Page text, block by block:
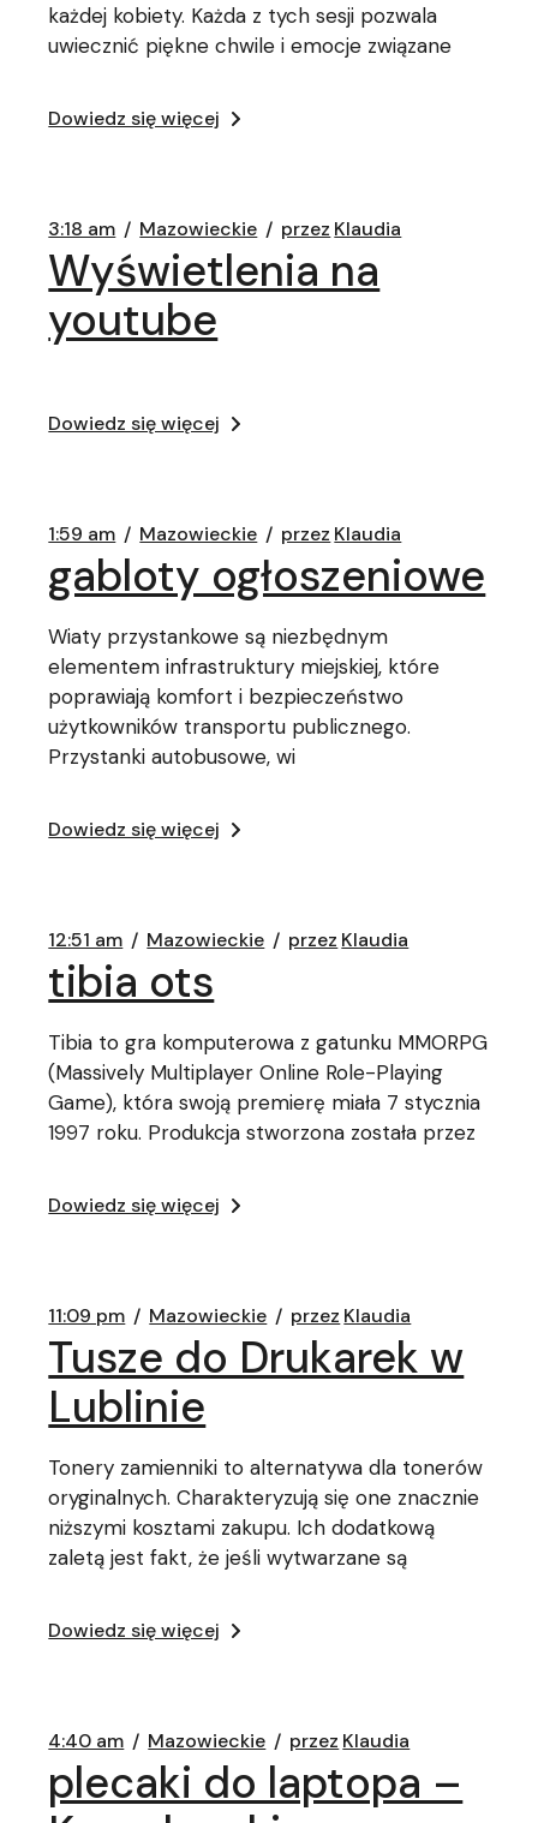
każdej kobiety. Każda z tych sesji pozwala
uwiecznić piękne chwile i emocje związane
Dowiedz się więcej
3:18 am Mazowieckie przez Klaudia
Wyświetlenia na
youtube
Dowiedz się więcej
1:59 am Mazowieckie przez Klaudia
gabloty ogłoszeniowe
Wiaty przystankowe są niezbędnym
elementem infrastruktury miejskiej, które
poprawiają komfort i bezpieczeństwo
użytkowników transportu publicznego.
Przystanki autobusowe, wi
Dowiedz się więcej
12:51 am Mazowieckie przez Klaudia
tibia ots
Tibia to gra komputerowa z gatunku MMORPG
(Massively Multiplayer Online Role-Playing
Game), która swoją premierę miała 7 stycznia
1997 roku. Produkcja stworzona została przez
Dowiedz się więcej
11:09 pm Mazowieckie przez Klaudia
Tusze do Drukarek w
Lublinie
Tonery zamienniki to alternatywa dla tonerów
oryginalnych. Charakteryzują się one znacznie
niższymi kosztami zakupu. Ich dodatkową
zaletą jest fakt, że jeśli wytwarzane są
Dowiedz się więcej
4:40 am Mazowieckie przez Klaudia
plecaki do laptopa –